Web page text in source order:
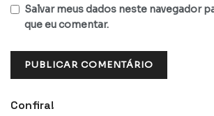
Salvar meus dados neste navegador
que eu comentar.
Confira!